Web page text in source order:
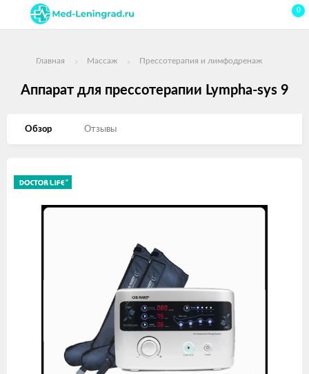
0
Главная Массаж Прессотерапия и лимфодренаж
Аппарат для прессотерапии Lympha-sys 9
Обзор Отзывы